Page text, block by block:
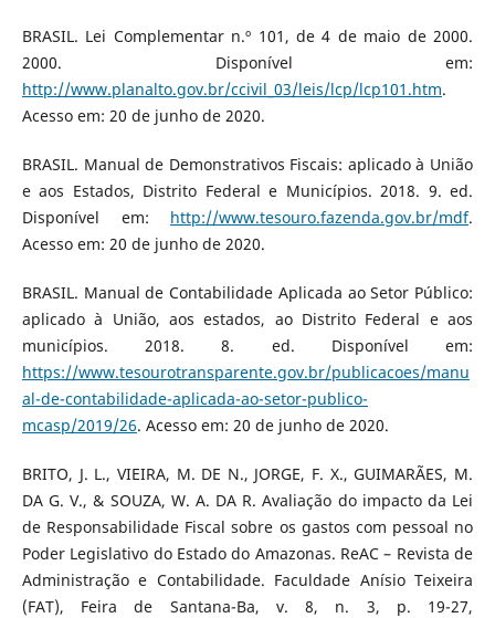
BRASIL. Lei Complementar n.º 101, de 4 de maio de 2000.
2000. Disponível em:
http://www.planalto.gov.br/ccivil_03/leis/lcp/lcp101.htm.
Acesso em: 20 de junho de 2020.
BRASIL. Manual de Demonstrativos Fiscais: aplicado à União
e aos Estados, Distrito Federal e Municípios. 2018. 9. ed.
Disponível em: http://www.tesouro.fazenda.gov.br/mdf.
Acesso em: 20 de junho de 2020.
BRASIL. Manual de Contabilidade Aplicada ao Setor Público:
aplicado à União, aos estados, ao Distrito Federal e aos
municípios. 2018. 8. ed. Disponível em:
https://www.tesourotransparente.gov.br/publicacoes/manu
al-de-contabilidade-aplicada-ao-setor-publico-
mcasp/2019/26. Acesso em: 20 de junho de 2020.
BRITO, J. L., VIEIRA, M. DE N., JORGE, F. X., GUIMARÃES, M.
DA G. V., & SOUZA, W. A. DA R. Avaliação do impacto da Lei
de Responsabilidade Fiscal sobre os gastos com pessoal no
Poder Legislativo do Estado do Amazonas. ReAC – Revista de
Administração e Contabilidade. Faculdade Anísio Teixeira
(FAT), Feira de Santana-Ba, v. 8, n. 3, p. 19-27,